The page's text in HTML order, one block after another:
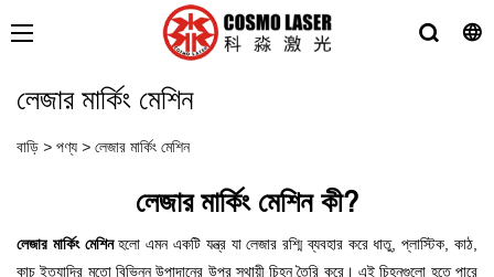
লেজার মার্কিং মেশিন
বাড়ি > পণ্য > লেজার মার্কিং মেশিন
লেজার মার্কিং মেশিন কী?
লেজার মার্কিং মেশিনহলো এমন একটি যন্ত্র যা লেজার রশ্মি ব্যবহার করে ধাতু, প্লাস্টিক, কাঠ,
কাচ ইত্যাদির মতো বিভিন্ন উপাদানের উপর স্থায়ী চিহ্ন তৈরি করে। এই চিহ্নগুলো হতে পারে